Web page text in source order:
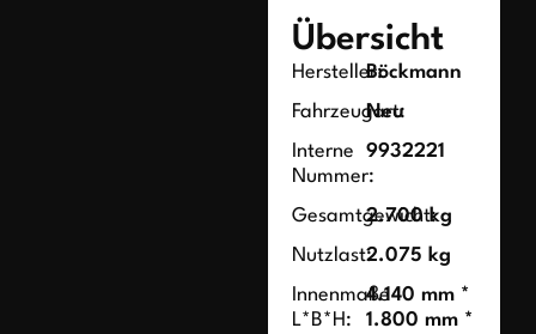
Übersicht
Hersteller:Böckmann
Fahrzeugart:
Neu
Interne
Nummer:
9932221
Gesamtgewicht:
2.700 kg
Nutzlast:2.075 kg
Innenmaße
L*B*H:
4.140 mm *
1.800 mm *